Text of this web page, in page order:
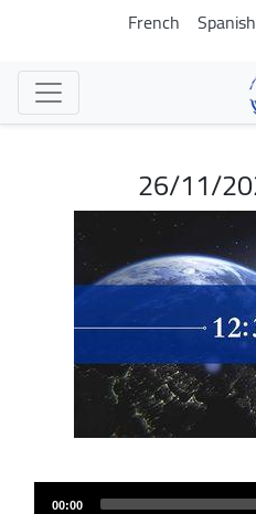
تجاوز
Spanish
French
00:00